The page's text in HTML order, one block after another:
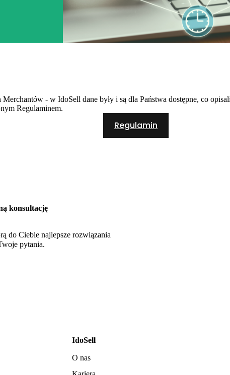
Merchantów - w IdoSell dane były i są dla Państwa dostępne, co
Regulaminem.
Regulamin
konsultację
do Ciebie najlepsze rozwiązania
pytania.
IdoSell
O nas